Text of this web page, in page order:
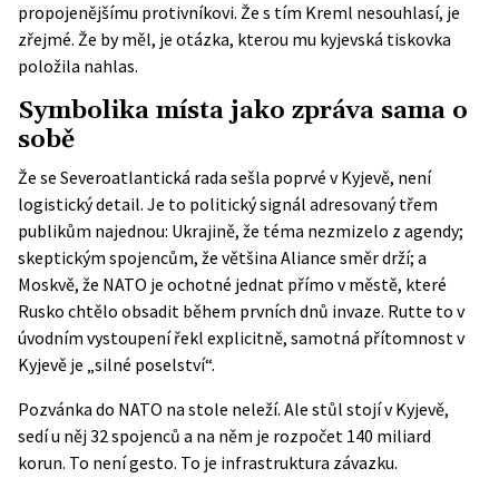
propojenějšímu protivníkovi. Že s tím Kreml nesouhlasí, je
zřejmé. Že by měl, je otázka, kterou mu kyjevská tiskovka
položila nahlas.
Symbolika místa jako zpráva sama o
sobě
Že se Severoatlantická rada sešla poprvé v Kyjevě, není
logistický detail. Je to politický signál adresovaný třem
publikům najednou: Ukrajině, že téma nezmizelo z agendy;
skeptickým spojencům, že většina Aliance směr drží; a
Moskvě, že NATO je ochotné jednat přímo v městě, které
Rusko chtělo obsadit během prvních dnů invaze. Rutte to v
úvodním vystoupení řekl explicitně, samotná přítomnost v
Kyjevě je „silné poselství“.
Pozvánka do NATO na stole neleží. Ale stůl stojí v Kyjevě,
sedí u něj 32 spojenců a na něm je rozpočet 140 miliard
korun. To není gesto. To je infrastruktura závazku.